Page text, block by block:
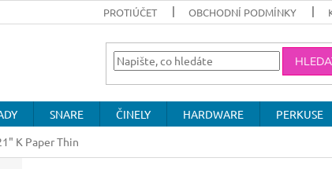
PROTIÚČET OBCHODNÍ PODMÍNKY
SNARE ČINELY HARDWARE PERKUSE
K Paper Thin